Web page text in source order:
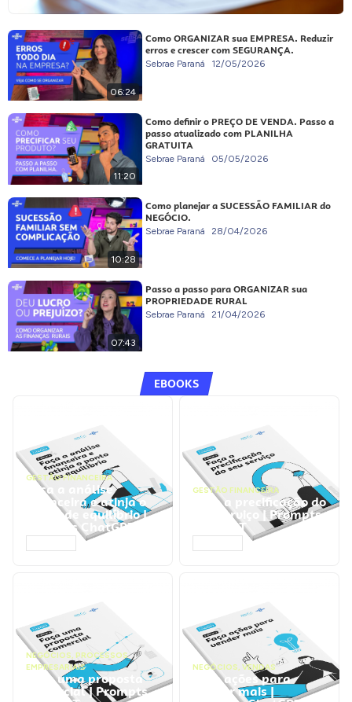
06:24
Como ORGANIZAR sua EMPRESA. Reduzir
erros e crescer com SEGURANÇA.
Sebrae Paraná 12/05/2026
11:20
Como definir o PREÇO DE VENDA. Passo a
passo atualizado com PLANILHA
GRATUITA
Sebrae Paraná 05/05/2026
10:28
Como planejar a SUCESSÃO FAMILIAR do
NEGÓCIO.
Sebrae Paraná 28/04/2026
07:43
Passo a passo para ORGANIZAR sua
PROPRIEDADE RURAL
Sebrae Paraná 21/04/2026
EBOOKS
GESTÃO FINANCEIRA
Faça a análise
financeira e atinja o
ponto de equilíbrio |
Prompts ChatGPT
GESTÃO FINANCEIRA
Faça a precificação do
seu serviço | Prompts
ChatGPT
NEGÓCIOS, PROCESSOS
EMPRESARIAIS
Faça uma proposta
comercial | Prompts
NEGÓCIOS, VENDAS
Faça ações para
vender mais |